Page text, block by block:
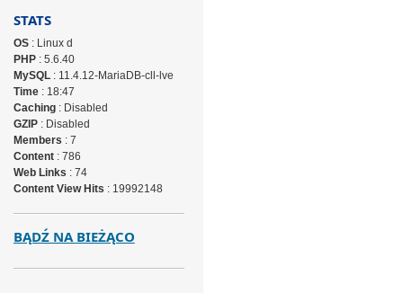
STATS
OS: Linux d
PHP: 5.6.40
MySQL: 11.4.12-MariaDB-cll-lve
Time: 18:47
Caching: Disabled
GZIP: Disabled
Members : 7
Content: 786
Web Links : 74
Content View Hits : 19992148
BĄDŹ NA BIEŻĄCO